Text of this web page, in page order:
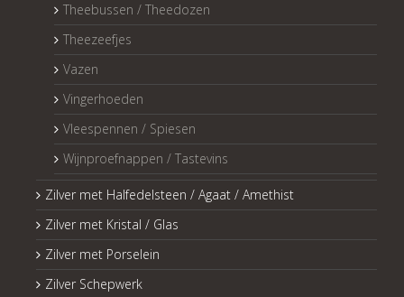
Theebussen / Theedozen
Theezeefjes
Vazen
Vingerhoeden
Vleespennen / Spiesen
Wijnproefnappen / Tastevins
Zilver met Halfedelsteen / Agaat / Amethist
Zilver met Kristal / Glas
Zilver met Porselein
Zilver Schepwerk